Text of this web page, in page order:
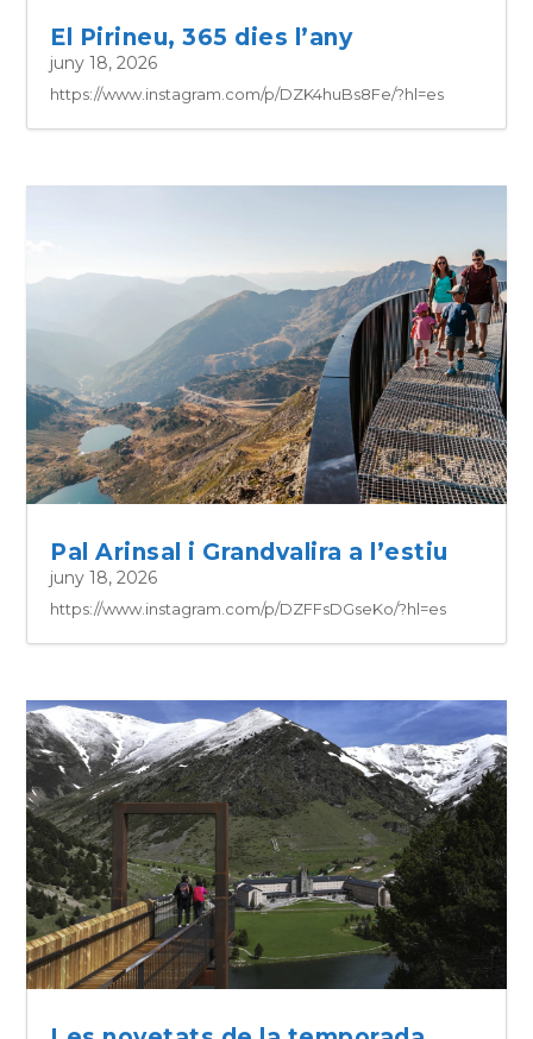
El Pirineu, 365 dies l’any
juny 18, 2026
https://www.instagram.com/p/DZK4huBs8Fe/?hl=es
Pal Arinsal i Grandvalira a l’estiu
juny 18, 2026
https://www.instagram.com/p/DZFFsDGseKo/?hl=es